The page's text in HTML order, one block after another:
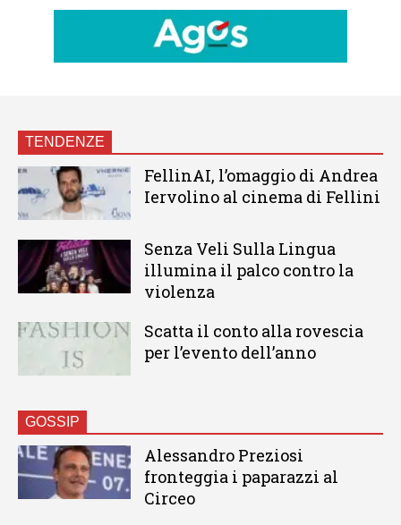
TENDENZE
FellinAI, l’omaggio di Andrea
Iervolino al cinema di Fellini
Senza Veli Sulla Lingua
illumina il palco contro la
violenza
Scatta il conto alla rovescia
per l’evento dell’anno
GOSSIP
Alessandro Preziosi
fronteggia i paparazzi al
Circeo